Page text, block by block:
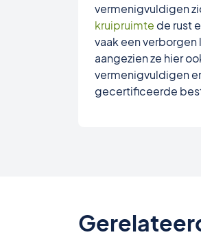
vermenigvuldigen
kruipruimte de rust
vaak een
aangezien ze hier
vermenigvuldigen
gecertificeerde